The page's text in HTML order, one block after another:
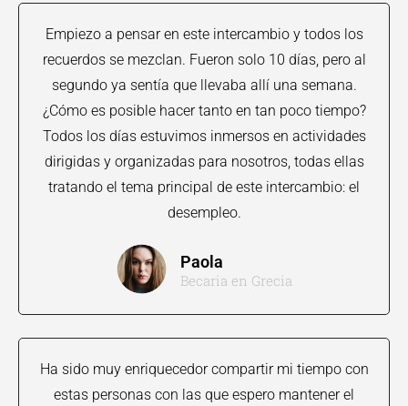
Empiezo a pensar en este intercambio y todos los
recuerdos se mezclan. Fueron solo 10 días, pero al
segundo ya sentía que llevaba allí una semana.
¿Cómo es posible hacer tanto en tan poco tiempo?
Todos los días estuvimos inmersos en actividades
dirigidas y organizadas para nosotros, todas ellas
tratando el tema principal de este intercambio: el
desempleo.
Paola
Becaria en Grecia
Ha sido muy enriquecedor compartir mi tiempo con
estas personas con las que espero mantener el